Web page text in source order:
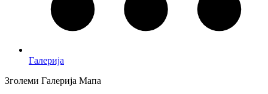
Галерија
Зголеми Галерија Мапа